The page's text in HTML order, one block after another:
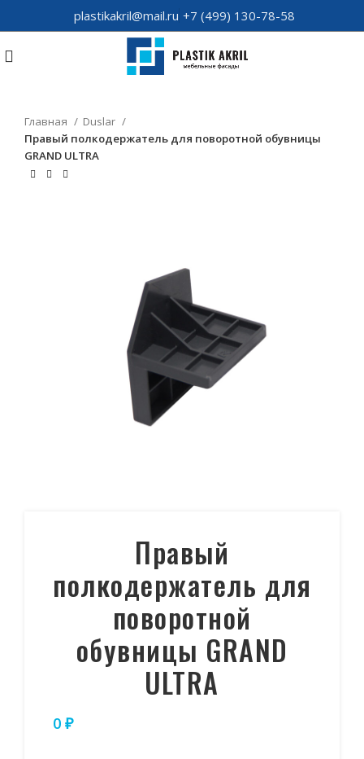
plastikakril@mail.ru +7 (499) 130-78-58
Главная
Duslar
Правый полкодержатель для поворотной обувницы
GRAND ULTRA
Правый
полкодержатель для
поворотной
обувницы GRAND
ULTRA
0 ₽